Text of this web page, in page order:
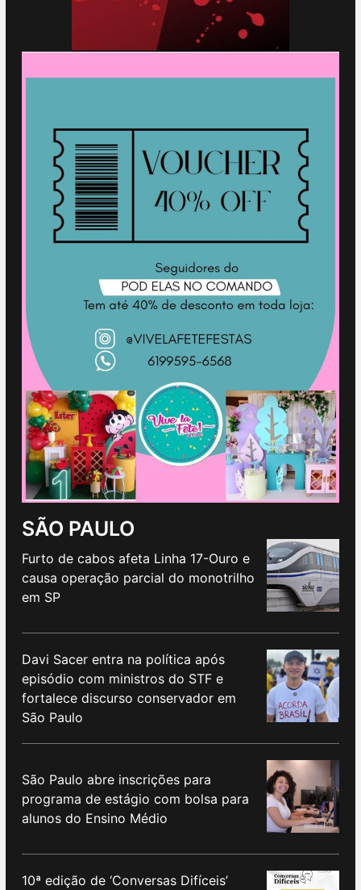
SÃO PAULO
Furto de cabos afeta Linha 17-Ouro e
causa operação parcial do monotrilho
em SP
Davi Sacer entra na política após
episódio com ministros do STF e
fortalece discurso conservador em
São Paulo
São Paulo abre inscrições para
programa de estágio com bolsa para
alunos do Ensino Médio
10ª edição de ‘Conversas Difíceis’